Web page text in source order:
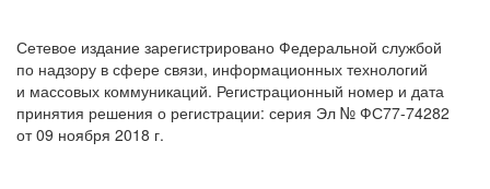
Сетевое издание зарегистрировано Федеральной службой
по надзору в сфере связи, информационных технологий
и массовых коммуникаций. Регистрационный номер и дата
принятия решения о регистрации: серия Эл № ФС77-74282
от 09 ноября 2018 г.